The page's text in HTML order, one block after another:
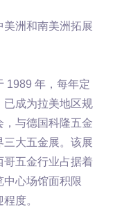
洲和南美洲拓展
1989 年，每年定
已成为拉美地区规
与德国科隆五金
大五金展。该展
哥五金行业占据着
心场馆面积限
度。